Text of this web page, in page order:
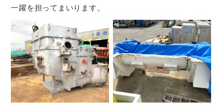
一躍を担ってまいります。